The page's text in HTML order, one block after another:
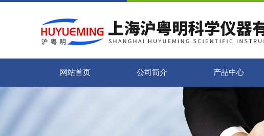
网站首页 公司简介 产品中心